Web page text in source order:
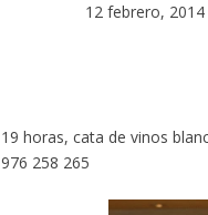
12 febrero, 2014
horas, cata de vinos
258 265